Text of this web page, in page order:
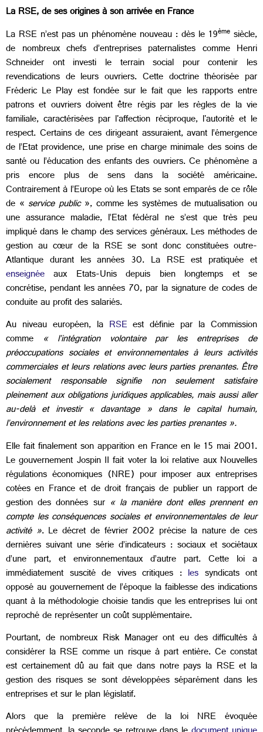
La RSE, de ses origines à son arrivée en France
La RSE n’est pas un phénomène nouveau : dès le 19ème siècle,
de nombreux chefs d’entreprises paternalistes comme Henri
Schneider ont investi le terrain social pour contenir les
revendications de leurs ouvriers. Cette doctrine théorisée par
Fréderic Le Play est fondée sur le fait que les rapports entre
patrons et ouvriers doivent être régis par les règles de la vie
familiale, caractérisées par l'affection réciproque, l'autorité et le
respect. Certains de ces dirigeant assuraient, avant l’émergence
de l’Etat providence, une prise en charge minimale des soins de
santé ou l’éducation des enfants des ouvriers. Ce phénomène a
pris encore plus de sens dans la société américaine.
Contrairement à l’Europe où les Etats se sont emparés de ce rôle
de « service public», comme les systèmes de mutualisation ou
une assurance maladie, l’Etat fédéral ne s’est que très peu
impliqué dans le champ des services généraux. Les méthodes de
gestion au cœur de la RSE se sont donc constituées outre-
Atlantique durant les années 30. La RSE est pratiquée et
enseignée aux Etats-Unis depuis bien longtemps et se
concrétise, pendant les années 70, par la signature de codes de
conduite au profit des salariés.
Au niveau européen, la RSE est définie par la Commission
comme « l’intégration volontaire par les entreprises de
préoccupations sociales et environnementales à leurs activités
commerciales et leurs relations avec leurs parties prenantes. Être
socialement responsable signifie non seulement satisfaire
pleinement aux obligations juridiques applicables, mais aussi aller
au-delà et investir « davantage » dans le capital humain,
l’environnement et les relations avec les parties prenantes ».
Elle fait finalement son apparition en France en le 15 mai 2001.
Le gouvernement Jospin II fait voter la loi relative aux Nouvelles
régulations économiques (NRE) pour imposer aux entreprises
cotées en France et de droit français de publier un rapport de
gestion des données sur « la manière dont elles prennent en
compte les conséquences sociales et environnementales de leur
activité ». Le décret de février 2002 précise la nature de ces
dernières suivant une série d’indicateurs : sociaux et sociétaux
d’une part, et environnementaux d’autre part. Cette loi a
immédiatement suscité de vives critiques : les syndicats ont
opposé au gouvernement de l’époque la faiblesse des indications
quant à la méthodologie choisie tandis que les entreprises lui ont
reproché de représenter un coût supplémentaire.
Pourtant, de nombreux Risk Manager ont eu des difficultés à
considérer la RSE comme un risque à part entière. Ce constat
est certainement dû au fait que dans notre pays la RSE et la
gestion des risques se sont développées séparément dans les
entreprises et sur le plan législatif.
Alors que la première relève de la loi NRE évoquée